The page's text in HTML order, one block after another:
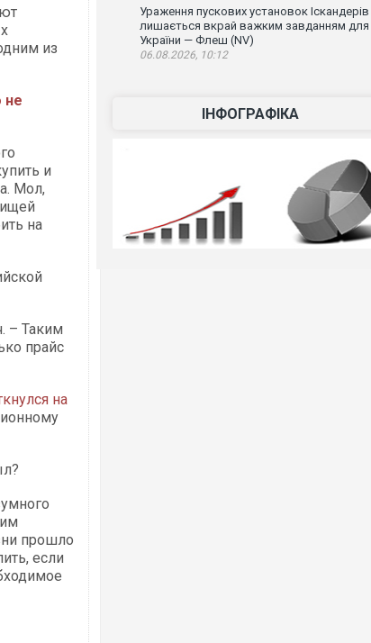
из
не
и
Мол,
на
– Таким
прайс
на
прошло
если
Ураження пускових установок Іскандерів
лишається вкрай важким завданням для
України — Флеш (NV)
06.08.2026, 10:12
ІНФОГРАФІКА